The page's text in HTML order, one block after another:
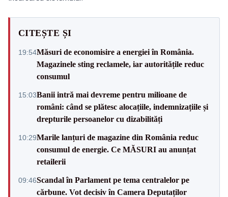
CITEȘTE ȘI
19:54Măsuri de economisire a energiei în România.
Magazinele sting reclamele, iar autoritățile reduc
consumul
15:03Banii intră mai devreme pentru milioane de
români: când se plătesc alocațiile, indemnizațiile și
drepturile persoanelor cu dizabilități
10:29Marile lanțuri de magazine din România reduc
consumul de energie. Ce MĂSURI au anunțat
retailerii
09:46Scandal în Parlament pe tema centralelor pe
cărbune. Vot decisiv în Camera Deputaților